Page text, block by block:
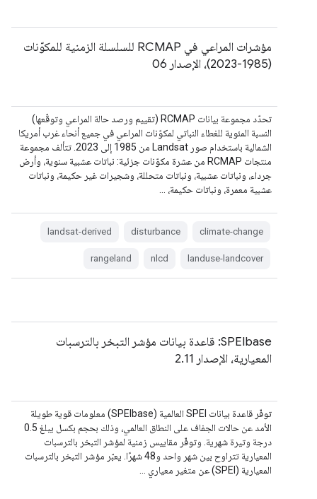
مؤشرات المراعي في RCMAP للسلسلة الزمنية للمكوّنات
(1985-2023)، الإصدار 06
تحدّد مجموعة بيانات RCMAP (تقييم ورصد حالة المراعي وتوقّعها)
النسبة المئوية للغطاء النباتي لمكوّنات المراعي في جميع أنحاء غرب أمريكا
الشمالية باستخدام صور Landsat من 1985 إلى 2023. تتألف مجموعة
منتجات RCMAP من عشرة مكوّنات جزئية: نباتات عشبية سنوية، وأرض
جرداء، ونباتات عشبية، ونباتات متحللة، وشجيرات غير حكيمة، ونباتات
عشبية معمرة، ونباتات حكيمة، …
climate-change
disturbance
landsat-derived
landuse-landcover
nlcd
rangeland
‫SPEIbase: قاعدة بيانات مؤشر التبخر بالترسبات
المعيارية، الإصدار 2.11
توفّر قاعدة بيانات SPEI العالمية (SPEIbase) معلومات قوية طويلة
الأمد عن حالات الجفاف على النطاق العالمي، وذلك بحجم بكسل يبلغ 0.5
درجة وتيرة شهرية. وتوفّر مقاييس زمنية لمؤشر التبخر بالترسبات
المعيارية تتراوح بين شهر واحد و48 شهرًا. يعبّر مؤشر التبخر بالترسبات
المعيارية (SPEI) عن متغير معياري …